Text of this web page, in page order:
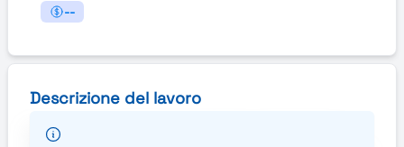
--
Descrizione del lavoro
Ogni giorno migliaia di aziende in tutta Italia si